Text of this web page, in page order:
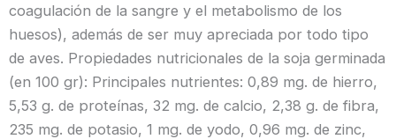
coagulación de la sangre y el metabolismo de los
huesos), además de ser muy apreciada por todo tipo
de aves. Propiedades nutricionales de la soja germinada
(en 100 gr): Principales nutrientes: 0,89 mg. de hierro,
5,53 g. de proteínas, 32 mg. de calcio, 2,38 g. de fibra,
235 mg. de potasio, 1 mg. de yodo, 0,96 mg. de zinc,